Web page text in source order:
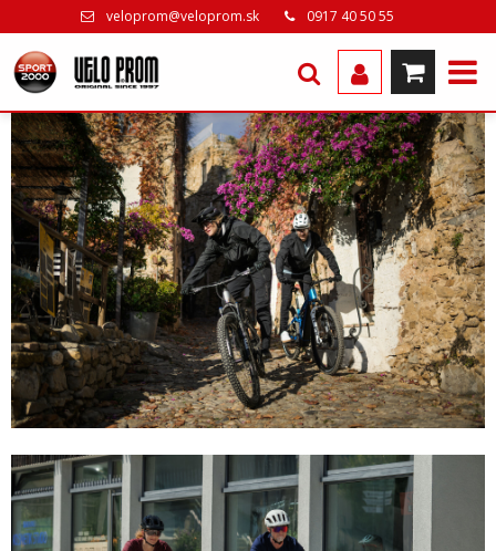
veloprom@veloprom.sk 0917 40 50 55